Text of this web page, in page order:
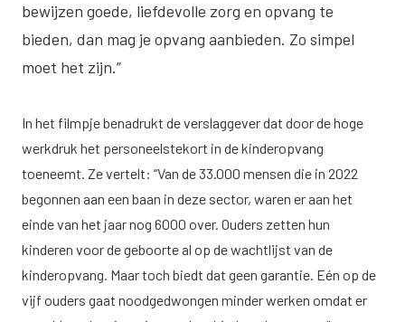
bewijzen goede, liefdevolle zorg en opvang te
bieden, dan mag je opvang aanbieden. Zo simpel
moet het zijn.”
In het filmpje benadrukt de verslaggever dat door de hoge
werkdruk het personeelstekort in de kinderopvang
toeneemt. Ze vertelt: “Van de 33.000 mensen die in 2022
begonnen aan een baan in deze sector, waren er aan het
einde van het jaar nog 6000 over. Ouders zetten hun
kinderen voor de geboorte al op de wachtlijst van de
kinderopvang. Maar toch biedt dat geen garantie. Eén op de
vijf ouders gaat noodgedwongen minder werken omdat er